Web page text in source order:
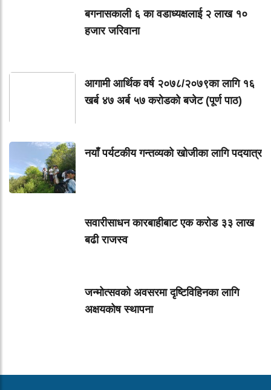
बगनासकाली ६ का वडाध्यक्षलाई २ लाख १०
हजार जरिवाना
आगामी आर्थिक वर्ष २०७८/२०७९का लागि १६
खर्ब ४७ अर्ब ५७ करोडको बजेट (पूर्ण पाठ)
नयाँ पर्यटकीय गन्तव्यको खोजीका लागि पदयात्र
सवारीसाधन कारबाहीबाट एक करोड ३३ लाख
बढी राजस्व
जन्मोत्सवको अवसरमा दृष्टिविहिनका लागि
अक्षयकोष स्थापना